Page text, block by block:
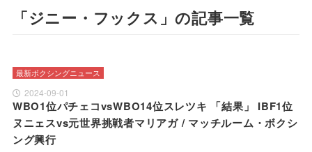
「ジニー・フックス」の記事一覧
最新ボクシングニュース
2024-09-01
WBO1位パチェコvsWBO14位スレツキ 「結果」 IBF1位
ヌニェスvs元世界挑戦者マリアガ / マッチルーム・ボクシ
ング興行